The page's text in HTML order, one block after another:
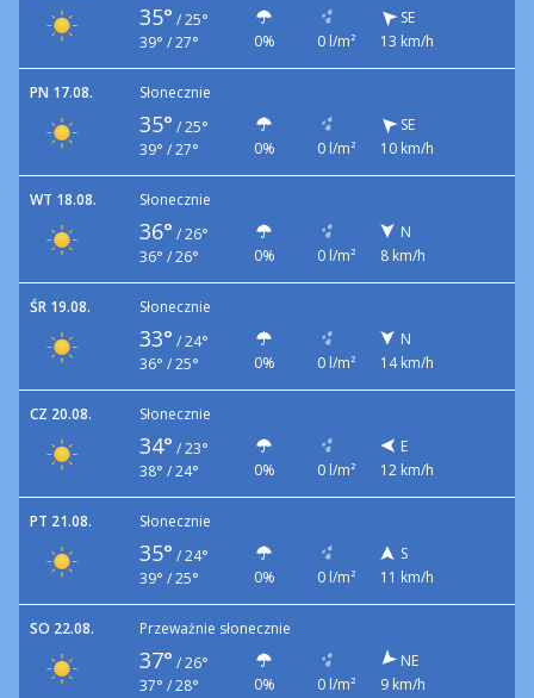
35° / 25°
39° / 27°
0% 0 l/m²
SE
13 km/h
PN 17.08. Słonecznie
35° / 25°
39° / 27°
0% 0 l/m²
SE
10 km/h
WT 18.08. Słonecznie
36° / 26°
36° / 26°
0% 0 l/m²
N
8 km/h
ŚR 19.08. Słonecznie
33° / 24°
36° / 25°
0% 0 l/m²
N
14 km/h
CZ 20.08. Słonecznie
34° / 23°
38° / 24°
0% 0 l/m²
E
12 km/h
PT 21.08. Słonecznie
35° / 24°
39° / 25°
0% 0 l/m²
S
11 km/h
SO 22.08. Przeważnie słonecznie
37° / 26°
37° / 28°
0% 0 l/m²
NE
9 km/h